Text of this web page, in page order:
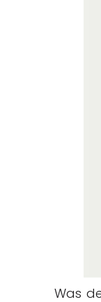
Was